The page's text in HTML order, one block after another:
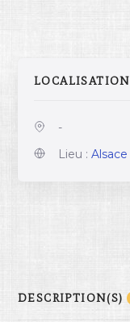
LOCALISATION
-
Lieu : Alsace
DESCRIPTION(S)